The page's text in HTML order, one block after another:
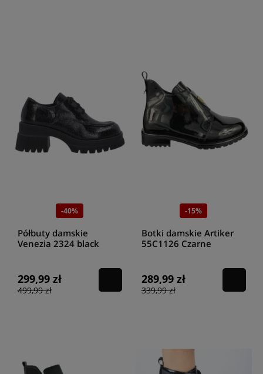
-40%
Półbuty damskie
Venezia 2324 black
299,99 zł
499,99 zł
-15%
Botki damskie Artiker
55C1126 Czarne
289,99 zł
339,99 zł